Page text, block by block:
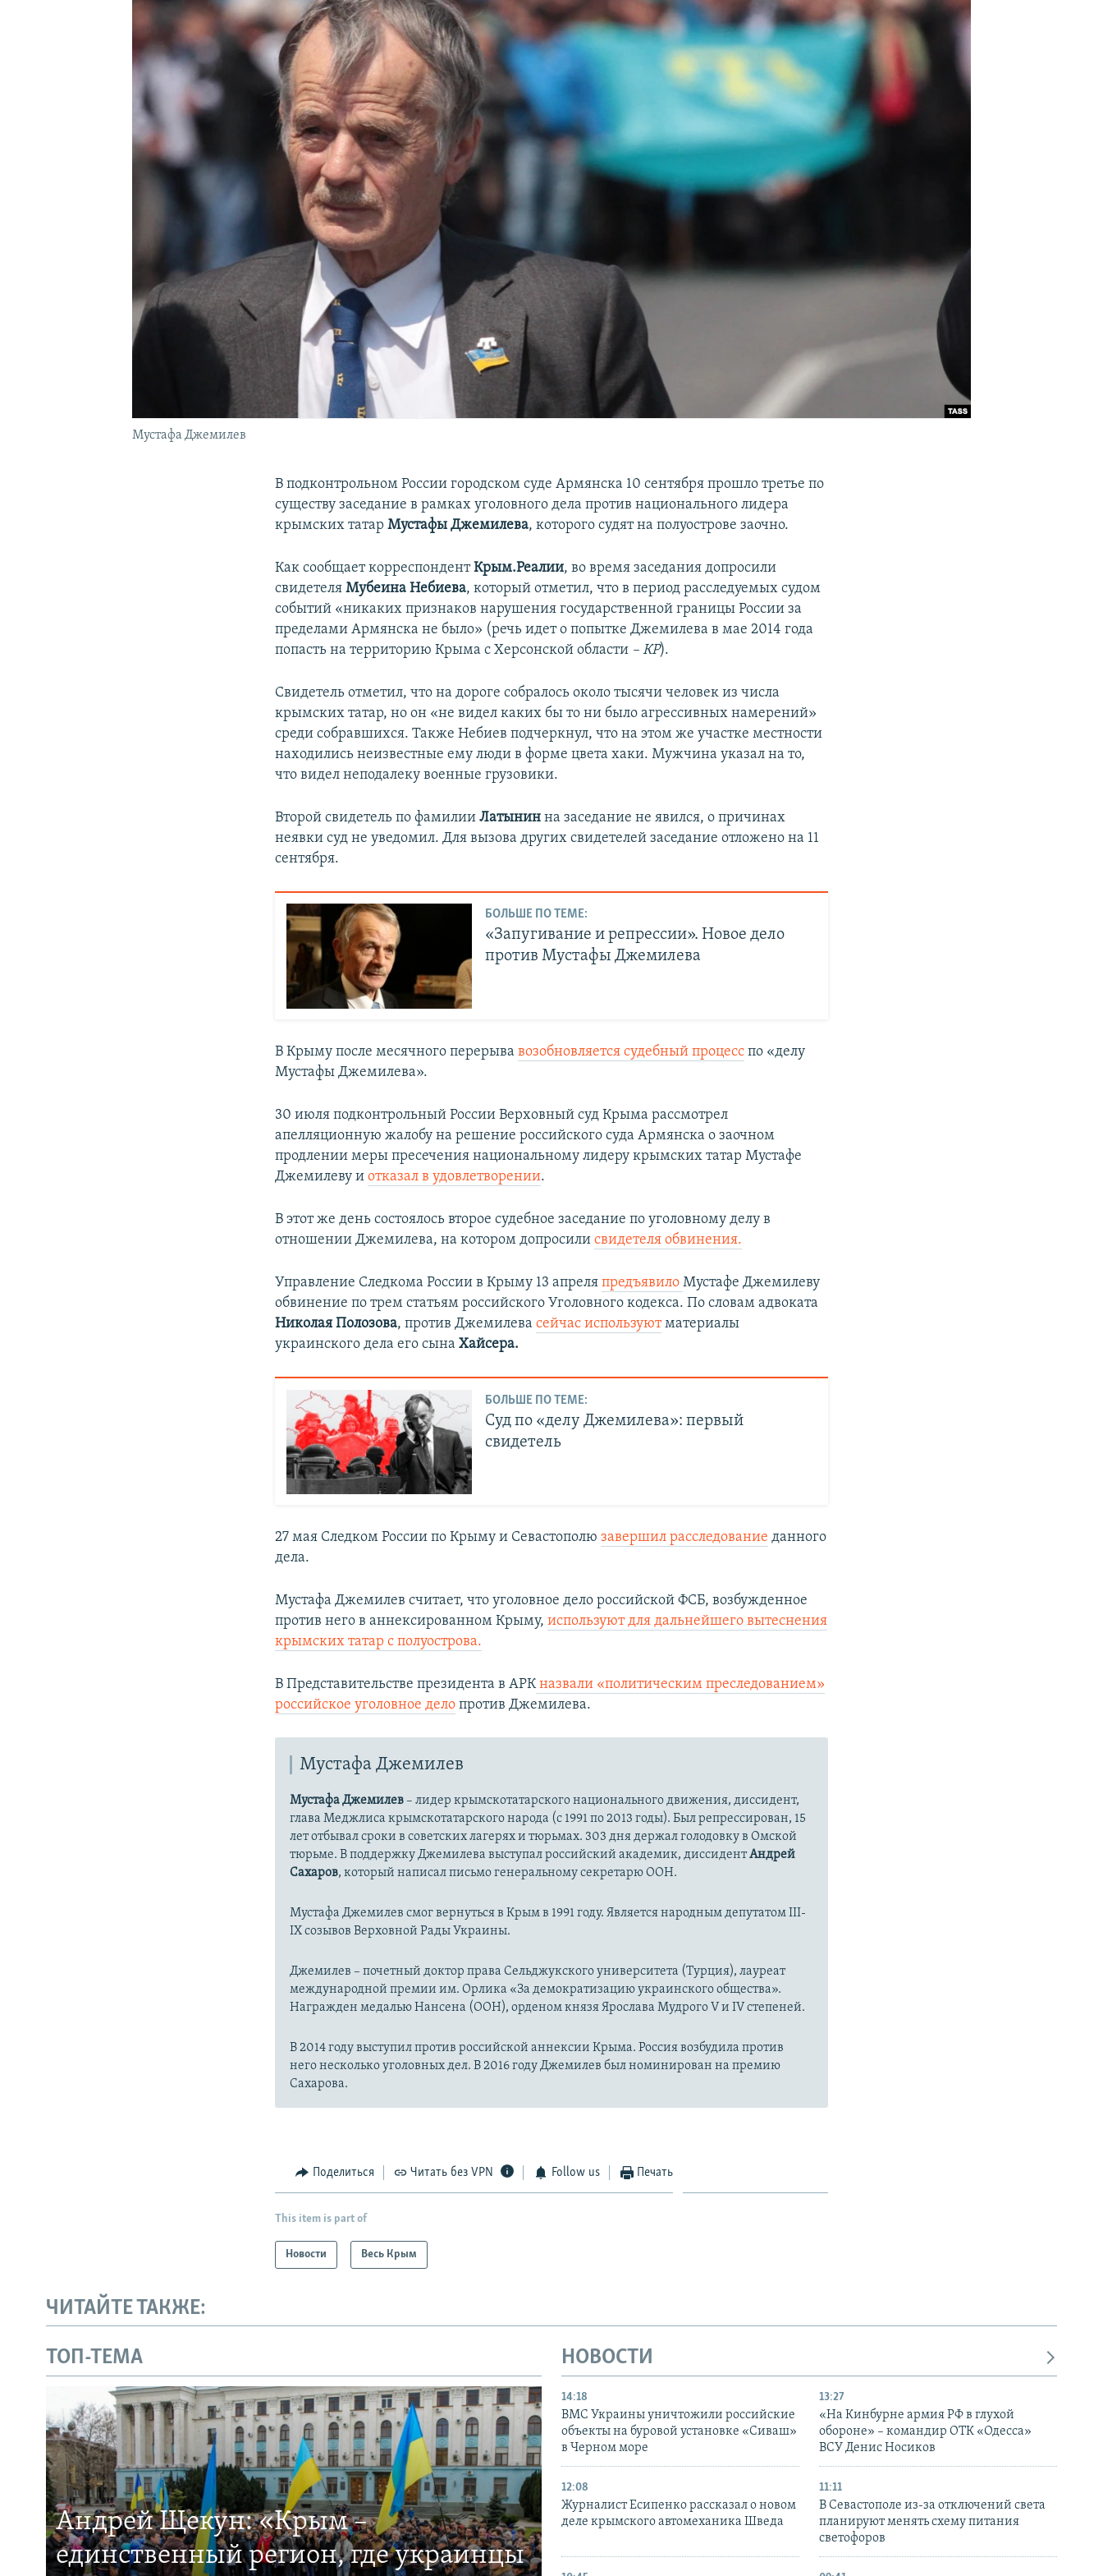
КРЫМ.НЕПОКОРЕННЫЙ
УКРАИНСКАЯ ПРОБЛЕМА КРЫМА
Мустафа Джемилев
В подконтрольном России городском суде Армянска 10 сентября прошло третье по
существу заседание в рамках уголовного дела против национального лидера
крымских татарМустафы Джемилева, которого судят на полуострове заочно.
Как сообщает корреспондентКрым.Реалии, во время заседания допросили
свидетеля Мубеина Небиева, который отметил, что в период расследуемых судом
событий «никаких признаков нарушения государственной границы России за
пределами Армянска не было» (речь идет о попытке Джемилева в мае 2014 года
попасть на территорию Крыма с Херсонской области – КР).
Свидетель отметил, что на дороге собралось около тысячи человек из числа
крымских татар, но он «не видел каких бы то ни было агрессивных намерений»
среди собравшихся. Также Небиев подчеркнул, что на этом же участке местности
находились неизвестные ему люди в форме цвета хаки. Мужчина указал на то,
что видел неподалеку военные грузовики.
Второй свидетель по фамилииЛатынин на заседание не явился, о причинах
неявки суд не уведомил. Для вызова других свидетелей заседание отложено на 11
сентября.
БОЛЬШЕ ПО ТЕМЕ:
«Запугивание и репрессии». Новое дело
против Мустафы Джемилева
В Крыму после месячного перерывавозобновляется судебный процесс по «делу
Мустафы Джемилева».
30 июля подконтрольный России Верховный суд Крыма рассмотрел
апелляционную жалобу на решение российского суда Армянска о заочном
продлении меры пресечения национальному лидеру крымских татар Мустафе
Джемилеву иотказал в удовлетворении.
В этот же день состоялось второе судебное заседание по уголовному делу в
отношении Джемилева, на котором допросилисвидетеля обвинения.
Управление Следкома России в Крыму 13 апреляпредъявилоМустафе Джемилеву
обвинение по трем статьям российского Уголовного кодекса. По словам адвоката
Николая Полозова, против Джемилевасейчас используютматериалы
украинского дела его сынаХайсера.
БОЛЬШЕ ПО ТЕМЕ:
Суд по «делу Джемилева»: первый
свидетель
27 мая Следком России по Крыму и Севастополюзавершил расследование данного
дела.​
Мустафа Джемилев считает, что уголовное дело российской ФСБ, возбужденное
против него в аннексированном Крыму,используют для дальнейшего вытеснения
крымских татар с полуострова.
В Представительстве президента в АРКназвали «политическим преследованием»
российское уголовное дело против Джемилева.
Мустафа Джемилев
Мустафа Джемилев– лидер крымскотатарского национального движения, диссидент,
глава Меджлиса крымскотатарского народа (с 1991 по 2013 годы). Был репрессирован, 15
лет отбывал сроки в советских лагерях и тюрьмах. 303 дня держал голодовку в Омской
тюрьме. В поддержку Джемилева выступал российский академик, диссидентАндрей
Сахаров, который написал письмо генеральному секретарю ООН.
Мустафа Джемилев смог вернуться в Крым в 1991 году. Является народным депутатом III-
IX созывов Верховной Рады Украины.
Джемилев – почетный доктор права Сельджукского университета (Турция), лауреат
международной премии им. Орлика «За демократизацию украинского общества».
Награжден медалью Нансена (ООН), орденом князя Ярослава Мудрого V и IV степеней.
В 2014 году выступил против российской аннексии Крыма. Россия возбудила против
него несколько уголовных дел. В 2016 году Джемилев был номинирован на премию
Сахарова.
Поделиться Читать без VPN Follow us Печать
This item is part of
Новости Весь Крым
ЧИТАЙТЕ ТАКЖЕ:
ТОП-ТЕМА
Андрей Щекун: «Крым –
единственный регион, где украинцы
НОВОСТИ
14:18
ВМС Украины уничтожили российские
объекты на буровой установке «Сиваш»
в Черном море
13:27
«На Кинбурне армия РФ в глухой
обороне» – командир ОТК «Одесса»
ВСУ Денис Носиков
12:08
Журналист Есипенко рассказал о новом
деле крымского автомеханика Шведа
11:11
В Севастополе из-за отключений света
планируют менять схему питания
светофоров